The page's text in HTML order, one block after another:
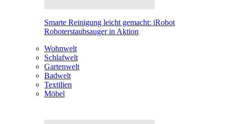
Smarte Reinigung leicht gemacht: iRobot
Roboterstaubsauger in Aktion
Wohnwelt
Schlafwelt
Gartenwelt
Badwelt
Textilien
Möbel